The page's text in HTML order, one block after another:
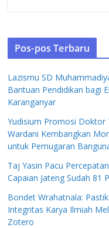
Pos-pos Terbaru
Lazismu SD
Bantuan Pendidikan bagi
Karanganyar
Yudisium Promosi Doktor
Wardani Kembangkan
untuk Pemugaran
Taj Yasin Pacu
Capaian Jateng Sudah 81
Bondet Wrahatnala:
Integritas Karya Ilmiah
Zotero